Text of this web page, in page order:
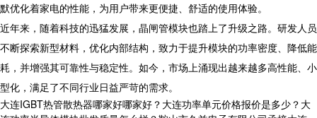
默优化着家电的性能，为用户带来更便捷、舒适的使用体验。​
近年来，随着科技的迅猛发展，晶闸管模块也踏上了升级之路。研发人员
不断探索新型材料，优化内部结构，致力于提升模块的功率密度、降低能
耗，并增强其可靠性与稳定性。如今，市场上涌现出越来越多高性能、小
型化，满足了不同行业日益严苛的需求。
大连IGBT热管散热器哪家好哪家好？大连功率单元价格报价是多少？大